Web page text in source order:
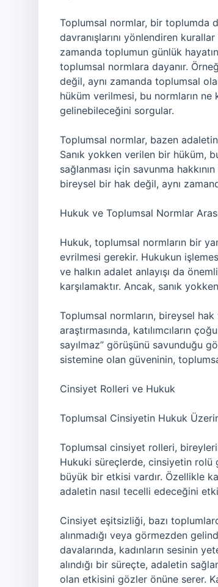
Toplumsal normlar, bir toplumda
davranışlarını yönlendiren
zamanda toplumun günlük
toplumsal normlara dayanır.
değil, aynı zamanda toplumsal
hüküm verilmesi, bu normların
gelinebileceğini sorgular.
Toplumsal normlar, bazen
Sanık yokken verilen bir hüküm,
sağlanması için savunma
bireysel bir hak değil, aynı
Hukuk ve Toplumsal Normlar
Hukuk, toplumsal normların bir
evrilmesi gerekir. Hukukun
ve halkın adalet anlayışı da
karşılamaktır. Ancak, sanık
Toplumsal normların, bireysel
araştırmasında, katılımcıların
sayılmaz” görüşünü savunduğu
sistemine olan güveninin,
Cinsiyet Rolleri ve Hukuk
Toplumsal Cinsiyetin Hukuk
Toplumsal cinsiyet rolleri,
Hukuki süreçlerde, cinsiyetin
büyük bir etkisi vardır. Özellikle
adaletin nasıl tecelli edeceğini
Cinsiyet eşitsizliği, bazı
alınmadığı veya görmezden
davalarında, kadınların sesinin
alındığı bir süreçte, adaletin
olan etkisini gözler önüne serer.